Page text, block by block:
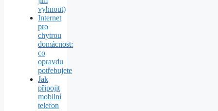
vyhnout)
Internet
pro
chytrou
domácnost:
co
opravdu
potřebujete
Jak
připojit
mobilní
telefon